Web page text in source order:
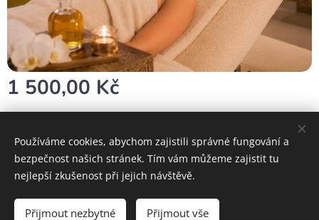
1 500,00 Kč
Do košíku
Cookies
Používáme cookies, abychom zajistili správné fungování a
bezpečnost našich stránek. Tím vám můžeme zajistit tu
nejlepší zkušenost při jejich návštěvě.
Přijmout nezbytné Přijmout vše